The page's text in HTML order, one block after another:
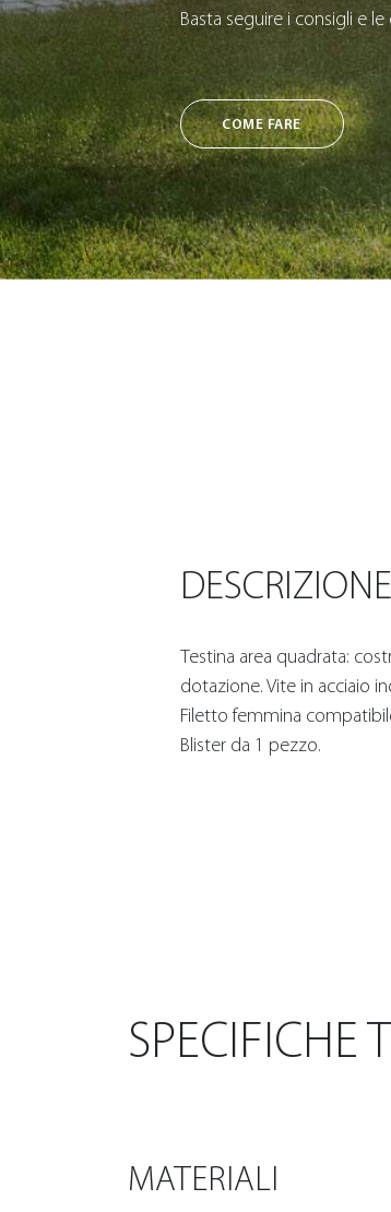
Basta seguire i consigli e
COME FARE
DESCRIZIONE
Testina area quadrata:
dotazione. Vite in acciaio
Filetto femmina
Blister da 1 pezzo.
SPECIFICHE
MATERIALI